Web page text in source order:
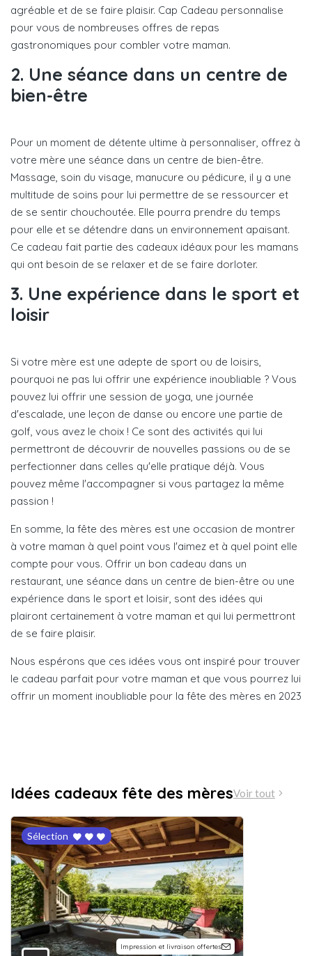
agréable et de se faire plaisir. Cap Cadeau personnalise
pour vous de nombreuses offres de repas
gastronomiques pour combler votre maman.
2. Une séance dans un centre de
bien-être
Pour un moment de détente ultime à personnaliser, offrez à
votre mère une séance dans un centre de bien-être.
Massage, soin du visage, manucure ou pédicure, il y a une
multitude de soins pour lui permettre de se ressourcer et
de se sentir chouchoutée. Elle pourra prendre du temps
pour elle et se détendre dans un environnement apaisant.
Ce cadeau fait partie des cadeaux idéaux pour les mamans
qui ont besoin de se relaxer et de se faire dorloter.
3. Une expérience dans le sport et
loisir
Si votre mère est une adepte de sport ou de loisirs,
pourquoi ne pas lui offrir une expérience inoubliable ? Vous
pouvez lui offrir une session de yoga, une journée
d'escalade, une leçon de danse ou encore une partie de
golf, vous avez le choix ! Ce sont des activités qui lui
permettront de découvrir de nouvelles passions ou de se
perfectionner dans celles qu'elle pratique déjà. Vous
pouvez même l'accompagner si vous partagez la même
passion !
En somme, la fête des mères est une occasion de montrer
à votre maman à quel point vous l'aimez et à quel point elle
compte pour vous. Offrir un bon cadeau dans un
restaurant, une séance dans un centre de bien-être ou une
expérience dans le sport et loisir, sont des idées qui
plairont certainement à votre maman et qui lui permettront
de se faire plaisir.
Nous espérons que ces idées vous ont inspiré pour trouver
le cadeau parfait pour votre maman et que vous pourrez lui
offrir un moment inoubliable pour la fête des mères en 2023
Idées cadeaux fête des mèresVoir tout
Sélection
Impression et livraison offertes